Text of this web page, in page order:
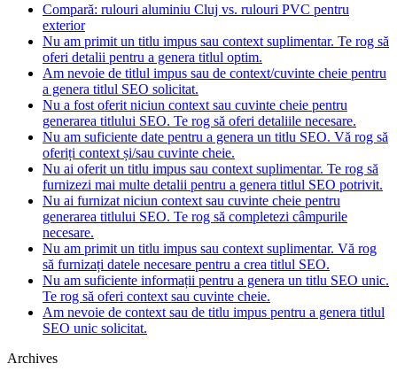
Compară: rulouri aluminiu Cluj vs. rulouri PVC pentru
exterior
Nu am primit un titlu impus sau context suplimentar. Te rog să
oferi detalii pentru a genera titlul optim.
Am nevoie de titlul impus sau de context/cuvinte cheie pentru
a genera titlul SEO solicitat.
Nu a fost oferit niciun context sau cuvinte cheie pentru
generarea titlului SEO. Te rog să oferi detaliile necesare.
Nu am suficiente date pentru a genera un titlu SEO. Vă rog să
oferiți context și/sau cuvinte cheie.
Nu ai oferit un titlu impus sau context suplimentar. Te rog să
furnizezi mai multe detalii pentru a genera titlul SEO potrivit.
Nu ai furnizat niciun context sau cuvinte cheie pentru
generarea titlului SEO. Te rog să completezi câmpurile
necesare.
Nu am primit un titlu impus sau context suplimentar. Vă rog
să furnizați datele necesare pentru a crea titlul SEO.
Nu am suficiente informații pentru a genera un titlu SEO unic.
Te rog să oferi context sau cuvinte cheie.
Am nevoie de context sau de titlu impus pentru a genera titlul
SEO unic solicitat.
Archives